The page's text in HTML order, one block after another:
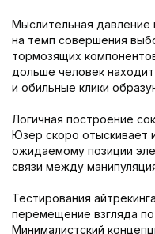
Мыслительная давление
на темп совершения
тормозящих
дольше человек
и обильные клики
Логичная построение
Юзер скоро отыскивает
ожидаемому позиции
связи между
Тестирования
перемещение взгляда
Минималистский